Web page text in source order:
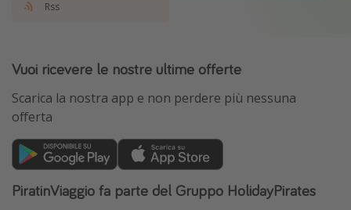
Rss
Vuoi ricevere le nostre ultime offerte
Scarica la nostra app e non perdere più nessuna
offerta
PiratinViaggio fa parte del Gruppo HolidayPirates